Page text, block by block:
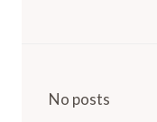
No posts